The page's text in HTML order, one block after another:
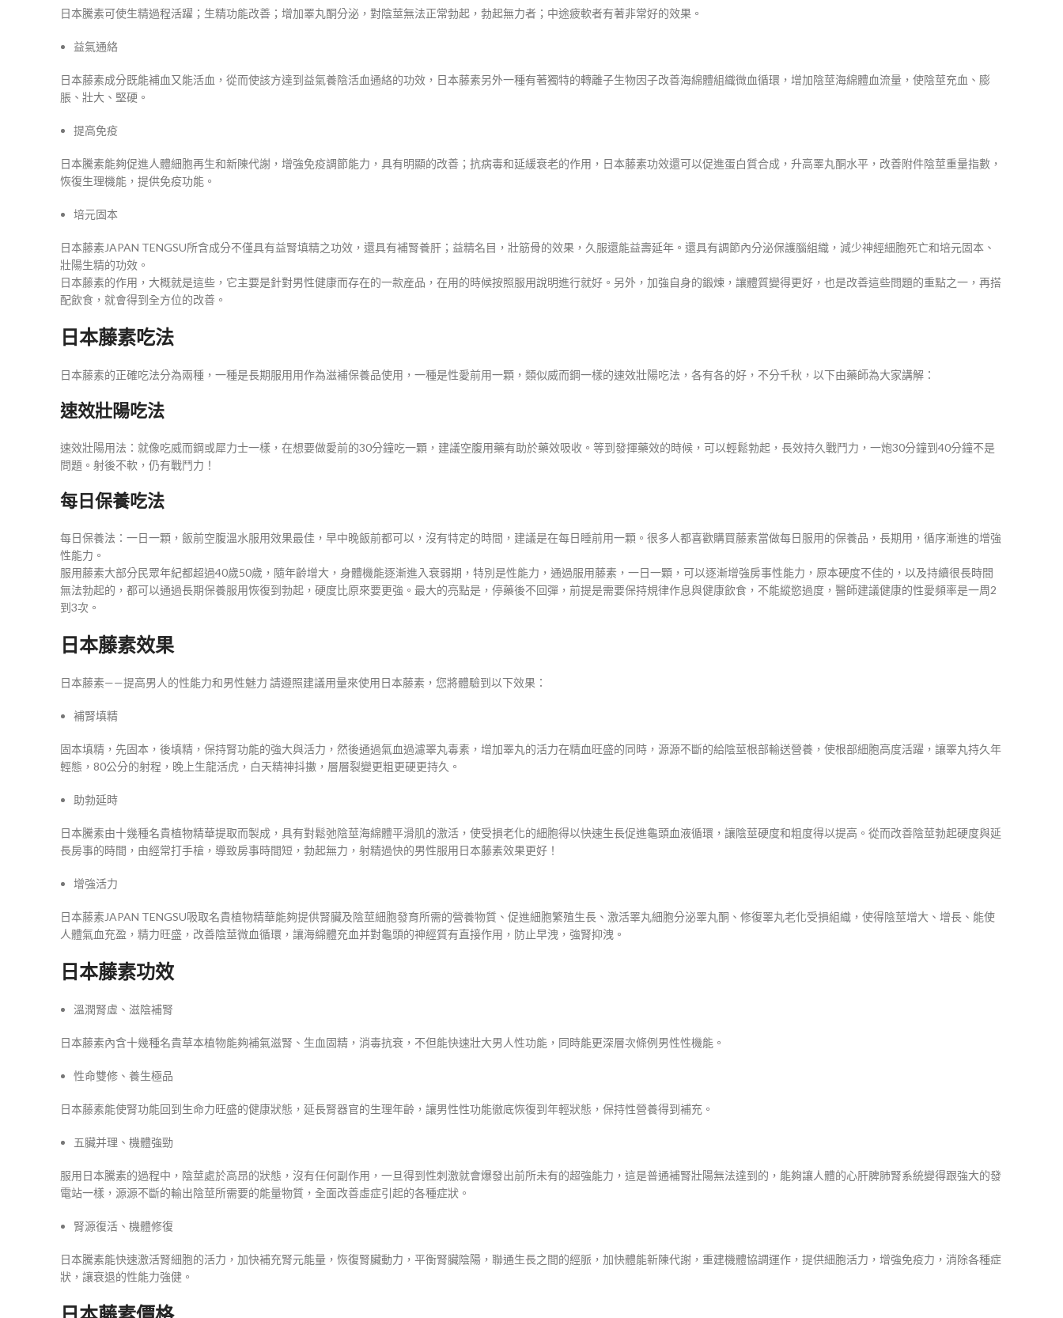
日本騰素可使生精過程活躍；生精功能改善；增加睪丸酮分泌，對陰莖無法正常勃起，勃起無力者；中途疲軟者有著非常好的效果。
益氣通絡
日本藤素成分既能補血又能活血，從而使該方達到益氣養陰活血通絡的功效，日本藤素另外一種有著獨特的轉離子生物因子改善海綿體組織微血循環，增加陰莖海綿體血流量，使陰莖充血、膨
脹、壯大、堅硬。
提高免疫
日本騰素能夠促進人體細胞再生和新陳代謝，增強免疫調節能力，具有明顯的改善；抗病毒和延緩衰老的作用，日本藤素功效還可以促進蛋白質合成，升高睪丸酮水平，改善附件陰莖重量指數，
恢復生理機能，提供免疫功能。
培元固本
日本藤素JAPAN TENGSU所含成分不僅具有益腎填精之功效，還具有補腎養肝；益精名目，壯筋骨的效果，久服還能益壽延年。還具有調節內分泌保護腦組織，減少神經細胞死亡和培元固本、
壯陽生精的功效。
日本藤素的作用，大概就是這些，它主要是針對男性健康而存在的一款産品，在用的時候按照服用說明進行就好。另外，加強自身的鍛煉，讓體質變得更好，也是改善這些問題的重點之一，再搭
配飲食，就會得到全方位的改善。
日本藤素吃法
日本藤素的正確吃法分為兩種，一種是長期服用用作為滋補保養品使用，一種是性愛前用一顆，類似威而鋼一樣的速效壯陽吃法，各有各的好，不分千秋，以下由藥師為大家講解：
速效壯陽吃法
速效壯陽用法：就像吃威而鋼或犀力士一樣，在想要做愛前的30分鐘吃一顆，建議空腹用藥有助於藥效吸收。等到發揮藥效的時候，可以輕鬆勃起，長效持久戰鬥力，一炮30分鐘到40分鐘不是
問題。射後不軟，仍有戰鬥力！
每日保養吃法
每日保養法：一日一顆，飯前空腹溫水服用效果最佳，早中晚飯前都可以，沒有特定的時間，建議是在每日睡前用一顆。很多人都喜歡購買藤素當做每日服用的保養品，長期用，循序漸進的增強
性能力。
服用藤素大部分民眾年紀都超過40歲50歲，隨年齡增大，身體機能逐漸進入衰弱期，特別是性能力，通過服用藤素，一日一顆，可以逐漸增強房事性能力，原本硬度不佳的，以及持續很長時間
無法勃起的，都可以通過長期保養服用恢復到勃起，硬度比原來要更強。最大的亮點是，停藥後不回彈，前提是需要保持規律作息與健康飲食，不能縱慾過度，醫師建議健康的性愛頻率是一周2
到3次。
日本藤素效果
日本藤素——提高男人的性能力和男性魅力 請遵照建議用量來使用日本藤素，您將體驗到以下效果：
補腎填精
固本填精，先固本，後填精，保持腎功能的強大與活力，然後通過氣血過濾睪丸毒素，增加睪丸的活力在精血旺盛的同時，源源不斷的給陰莖根部輸送營養，使根部細胞高度活躍，讓睪丸持久年
輕態，80公分的射程，晚上生龍活虎，白天精神抖擻，層層裂變更粗更硬更持久。
助勃延時
日本騰素由十幾種名貴植物精華提取而製成，具有對鬆弛陰莖海綿體平滑肌的激活，使受損老化的細胞得以快速生長促進龜頭血液循環，讓陰莖硬度和粗度得以提高。從而改善陰莖勃起硬度與延
長房事的時間，由經常打手槍，導致房事時間短，勃起無力，射精過快的男性服用日本藤素效果更好！
增強活力
日本藤素JAPAN TENGSU吸取名貴植物精華能夠提供腎臟及陰莖細胞發育所需的營養物質、促進細胞繁殖生長、激活睪丸細胞分泌睪丸酮、修復睪丸老化受損組織，使得陰莖增大、增長、能使
人體氣血充盈，精力旺盛，改善陰莖微血循環，讓海綿體充血并對龜頭的神經質有直接作用，防止早洩，強腎抑洩。
日本藤素功效
溫潤腎虛、滋陰補腎
日本藤素內含十幾種名貴草本植物能夠補氣滋腎、生血固精，消毒抗衰，不但能快速壯大男人性功能，同時能更深層次條例男性性機能。
性命雙修、養生極品
日本藤素能使腎功能回到生命力旺盛的健康狀態，延長腎器官的生理年齡，讓男性性功能徹底恢復到年輕狀態，保持性營養得到補充。
五臟并理、機體強勁
服用日本騰素的過程中，陰莖處於高昂的狀態，沒有任何副作用，一旦得到性刺激就會爆發出前所未有的超強能力，這是普通補腎壯陽無法達到的，能夠讓人體的心肝脾肺腎系統變得跟強大的發
電站一樣，源源不斷的輸出陰莖所需要的能量物質，全面改善虛症引起的各種症狀。
腎源復活、機體修復
日本騰素能快速激活腎細胞的活力，加快補充腎元能量，恢復腎臟動力，平衡腎臟陰陽，聯通生長之間的經脈，加快體能新陳代謝，重建機體協調運作，提供細胞活力，增強免疫力，消除各種症
狀，讓衰退的性能力強健。